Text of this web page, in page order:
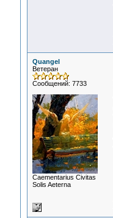
Quangel
Ветеран
Сообщений: 7733
Сaementarius Civitas
Solis Aeterna